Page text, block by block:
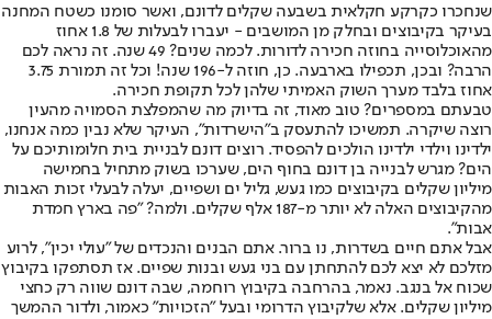
שנחכרו כקרקע חקלאית בשבעה שקלים לדונם, ואשר סומנו כשטח המחנה
בעיקר בקיבוצים ובחלק מן המושבים - יעברו לבעלות של 1.8 אחוז
מהאוכלוסייה בחוזה חכירה לדורות. לכמה שנים? 49 שנה. זה נראה לכם
הרבה? ובכן, תכפילו בארבעה. כן, חוזה ל-196 שנה! וכל זה תמורת 3.75
אחוז בלבד מערך השוק האמיתי שלהן לכל תקופת חכירה.
טבעתם במספרים? טוב מאוד, זה בדיוק מה שהמפלצת הסמויה מהעין
רוצה שיקרה. תמשיכו להתעסק ב"הישרדות", העיקר שלא נבין כמה אנחנו,
ילדינו וילדי ילדינו הולכים להפסיד. רוצים דונם לבניית בית חלומותיכם על
הים? מגרש לבנייה בן דונם בחוף הים, שערכו בשוק מתחיל בחמישה
מיליון שקלים בקיבוצים כמו געש, גליל ים ושפיים, יעלה לבעלי זכות האבות
מהקיבוצים האלה לא יותר מ-187 אלף שקלים. ולמה? "פה בארץ חמדת
אבות".
אבל אתם חיים בשדרות, נו ברור. אתם הבנים והנכדים של "עולי יכין", לרוע
מזלכם לא יצא לכם להתחתן עם בני געש ובנות שפיים. אז תסתפקו בקיבוץ
שכוח אל בנגב. נאמר, בהרחבה בקיבוץ רוחמה, שבה דונם שווה רק כחצי
מיליון שקלים. אלא שלקיבוץ הדרומי ובעל "הזכויות" כאמור, ולדור ההמשך